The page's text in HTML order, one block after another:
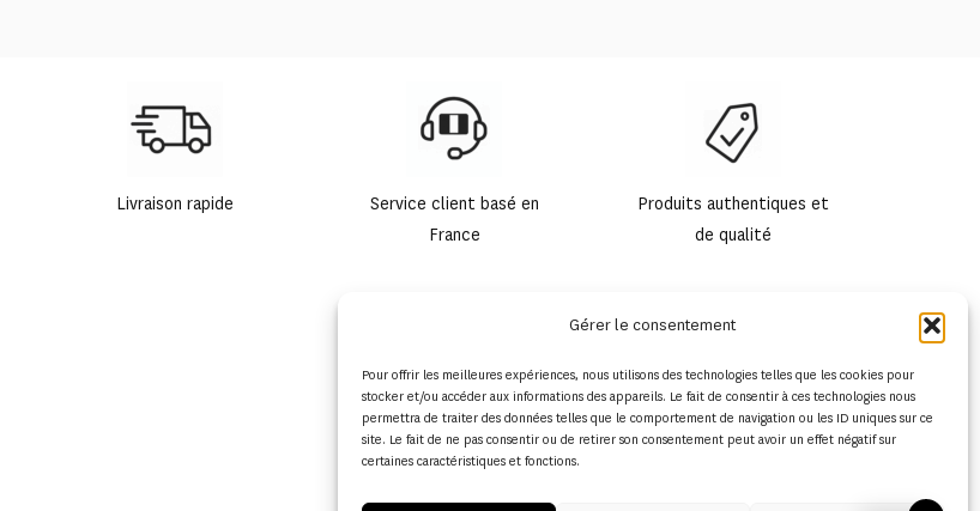
Gérer le consentement
Pour offrir les meilleures expériences, nous utilisons des technologies telles que les cookies pour
stocker et/ou accéder aux informations des appareils. Le fait de consentir à ces technologies nous
permettra de traiter des données telles que le comportement de navigation ou les ID uniques sur ce
site. Le fait de ne pas consentir ou de retirer son consentement peut avoir un effet négatif sur
certaines caractéristiques et fonctions.
Livraison rapide
Service client basé en
France
Produits authentiques et
de qualité